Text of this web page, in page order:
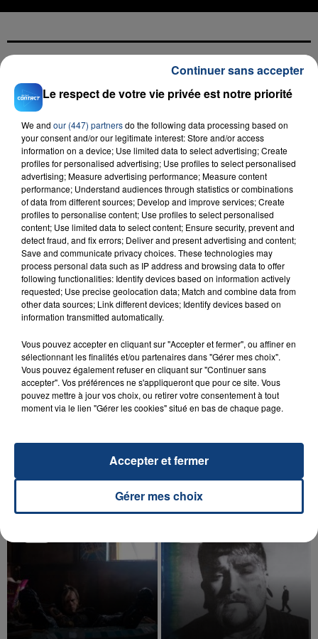
FIL D'ACTU
23 juillet 2026
INCENDIE MORTEL À LENS : UNE FEMME ET
SON BÉBÉ ENTRE LA VIE ET LA...
Un homme s'est immolé par le feu après avoir
aspergé sa compagne et leur bébé de trois mois
d'un liquide inflammable.
20 juillet 2026
UNE ADOLESCENTE DEVANT SE FAIRE
La famille a porté plainte contre la clinique qui a
reconnu sa responsabilité et présenté ses
excuses.
TITRES DIFFUSÉS
Le respect de votre vie privée est notre priorité
We and our (447) partnersdo the following data processing based on
your consent and/or our legitimate interest: Store and/or access
information on a device; Use limited data to select advertising; Create
profiles for personalised advertising; Use profiles to select personalised
advertising; Measure advertising performance; Measure content
performance; Understand audiences through statistics or combinations
of data from different sources; Develop and improve services; Create
profiles to personalise content; Use profiles to select personalised
content; Use limited data to select content; Ensure security, prevent and
detect fraud, and fix errors; Deliver and present advertising and content;
Save and communicate privacy choices. These technologies may
process personal data such as IP address and browsing data to offer
following functionalities: Identify devices based on information actively
requested; Use precise geolocation data; Match and combine data from
other data sources; Link different devices; Identify devices based on
information transmitted automatically.
Vous pouvez accepter en cliquant sur "Accepter et fermer", ou affiner en
sélectionnant les finalités et/ou partenaires dans "Gérer mes choix".
Vous pouvez également refuser en cliquant sur "Continuer sans
accepter". Vos préférences ne s'appliqueront que pour ce site. Vous
pouvez mettre à jour vos choix, ou retirer votre consentement à tout
moment via le lien "Gérer les cookies" situé en bas de chaque page.
Gérer mes choix
Accepter et fermer
Continuer sans accepter